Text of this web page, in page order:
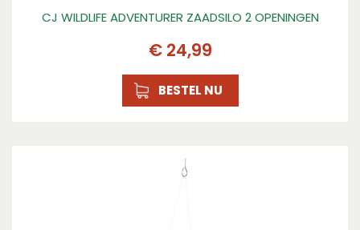
CJ WILDLIFE ADVENTURER ZAADSILO 2 OPENINGEN
€ 24,99
BESTEL NU